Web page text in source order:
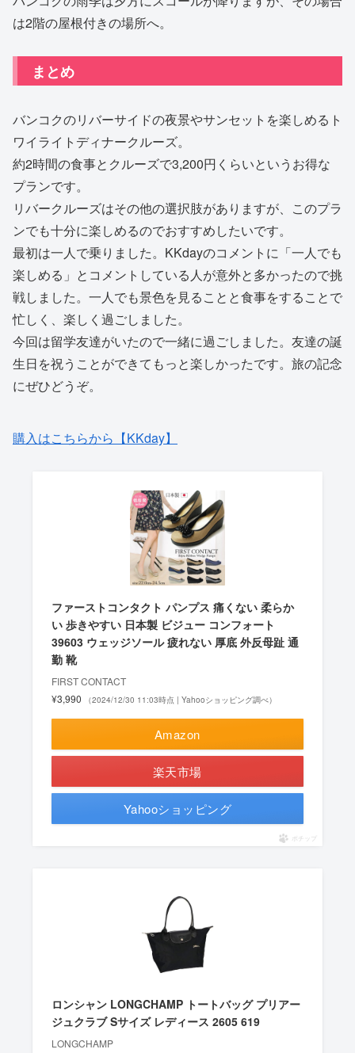
は2階の屋根付きの場所へ。
まとめ
バンコクのリバーサイドの夜景やサンセットを楽しめるト
ワイライトディナークルーズ。
約2時間の食事とクルーズで3,200円くらいというお得な
プランです。
リバークルーズはその他の選択肢がありますが、このプラ
ンでも十分に楽しめるのでおすすめしたいです。
最初は一人で乗りました。KKdayのコメントに「一人でも
楽しめる」とコメントしている人が意外と多かったので挑
戦しました。一人でも景色を見ることと食事をすることで
忙しく、楽しく過ごしました。
今回は留学友達がいたので一緒に過ごしました。友達の誕
生日を祝うことができてもっと楽しかったです。旅の記念
にぜひどうぞ。
購入はこちらから【KKday】
ファーストコンタクト パンプス 痛くない 柔らか
い 歩きやすい 日本製 ビジュー コンフォート
39603 ウェッジソール 疲れない 厚底 外反母趾 通
勤 靴
FIRST CONTACT
¥3,990
（2024/12/30 11:03時点 | Yahooショッピング調べ）
Amazon
楽天市場
Yahooショッピング
ポチップ
ロンシャン LONGCHAMP トートバッグ プリアー
ジュクラブ Sサイズ レディース 2605 619
LONGCHAMP